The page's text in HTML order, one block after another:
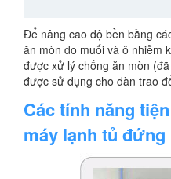
Để nâng cao độ bền bằng
ăn mòn do muối và ô nhiễm
được xử lý chống ăn mòn
được sử dụng cho dàn trao
Các tính năng
máy lạnh tủ đứng